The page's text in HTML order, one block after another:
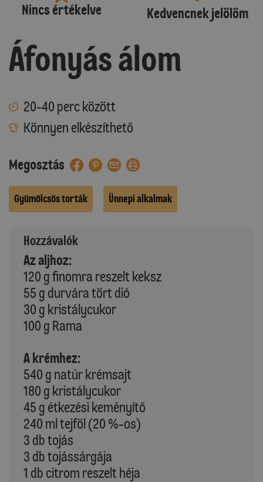
Nincs értékelve Kedvencnek jelölöm
Áfonyás álom
20-40 perc között
Könnyen elkészíthető
Megosztás
Gyümölcsös torták Ünnepi alkalmak
Hozzávalók
Az aljhoz:
120 g finomra reszelt keksz
55 g durvára tört dió
30 g kristálycukor
100 g Rama
A krémhez:
540 g natúr krémsajt
180 g kristálycukor
45 g étkezési keményítő
240 ml tejföl (20 %-os)
3 db tojás
3 db tojássárgája
1 db citrom reszelt héja